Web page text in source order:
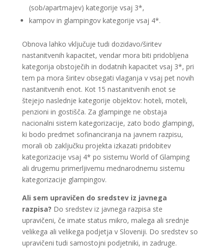
(sob/apartmajev) kategorije vsaj 3*,
kampov in glampingov kategorije vsaj 4*.
Obnova lahko vključuje tudi dozidavo/širitev
nastanitvenih kapacitet, vendar mora biti pridobljena
kategorija obstoječih in dodatnih kapacitet vsaj 3*, pri
tem pa mora širitev obsegati vlaganja v vsaj pet novih
nastanitvenih enot. Kot 15 nastanitvenih enot se
štejejo naslednje kategorije objektov: hoteli, moteli,
penzioni in gostišča. Za glampinge ne obstaja
nacionalni sistem kategorizacije, zato bodo glampingi,
ki bodo predmet sofinanciranja na javnem razpisu,
morali ob zaključku projekta izkazati pridobitev
kategorizacije vsaj 4* po sistemu World of Glamping
ali drugemu primerljivemu mednarodnemu sistemu
kategorizacije glampingov.
Ali sem upravičen do sredstev iz javnega
razpisa? Do sredstev iz javnega razpisa ste
upravičeni, če imate status mikro, malega ali srednje
velikega ali velikega podjetja v Sloveniji. Do sredstev so
upravičeni tudi samostojni podjetniki, in zadruge.